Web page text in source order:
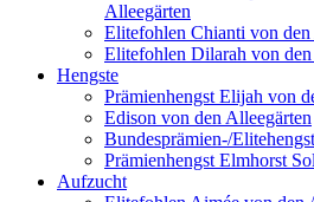
Alleegärten
Elitefohlen Chianti von den
Elitefohlen Dilarah von
Hengste
Prämienhengst Elijah von
Edison von den Alleegärten
Bundesprämien-/
Prämienhengst Elmhorst
Aufzucht